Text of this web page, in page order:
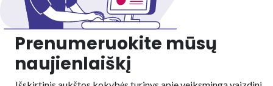
Prenumeruokite mūsų
naujienlaiškį